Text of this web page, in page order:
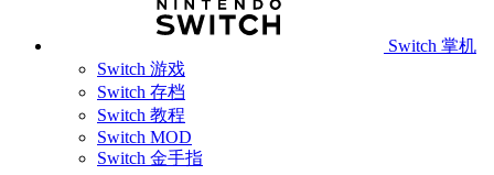
Switch 掌机
Switch 游戏
Switch 存档
Switch 教程
Switch MOD
Switch 金手指